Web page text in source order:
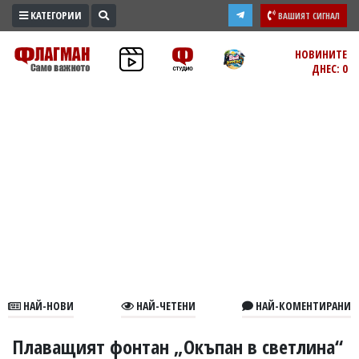
ПРОМО
ЗОНА
В
КАТЕГОРИИ ВАШИЯТ СИГНАЛ
НОВИНИТЕ
ДНЕС: 0
НАЙ-НОВИ НАЙ-ЧЕТЕНИ НАЙ-КОМЕНТИРАНИ
Плаващият фонтан „Окъпан в светлина“